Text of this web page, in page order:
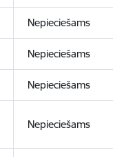
Nepieciešams
Nepieciešams
Nepieciešams
Nepieciešams